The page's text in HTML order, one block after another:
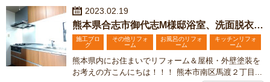
2023.02.19
熊本県合志市御代志M様邸浴室、洗面脱衣室、台所改修リフォーム工事
施工ブロ
グ
その他リフォ
ーム
お風呂のリフォ
ーム
キッチンリフォ
ーム
熊本県内にお住まいでリフォーム＆屋根・外壁塗装を
お考えの方こんにちは！！！ 熊本市南区馬渡２丁目...